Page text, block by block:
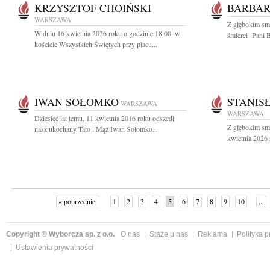
KRZYSZTOF CHOIŃSKI
WARSZAWA
W dniu 16 kwietnia 2026 roku o godzinie 18.00, w
kościele Wszystkich Świętych przy placu...
Z głębokim
śmierci Pani
IWAN SOŁOMKO WARSZAWA
Dziesięć lat temu, 11 kwietnia 2016 roku odszedł
nasz ukochany Tato i Mąż Iwan Sołomko...
WARSZAWA
Z głębokim
kwietnia 2026
« poprzednie 1 2 3 4 5 6 7 8 9 10 ...
Copyright © Wyborcza sp. z o.o. O nas Staże u nas Reklama
Polityka
Ustawienia prywatności